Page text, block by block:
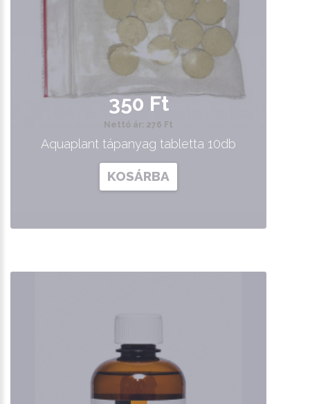
350 Ft
Nettó ár: 276 Ft
Aquaplant tápanyag tabletta 10db
KOSÁRBA